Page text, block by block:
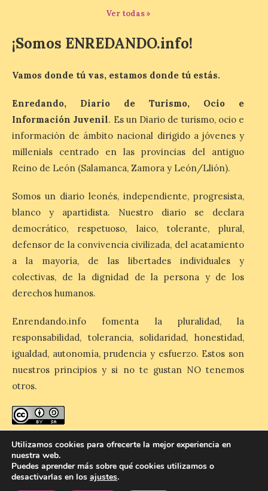
obras relacionadas con la
evocador tema de La […]
cancela la temporada de
fuentes de La Granja ante
la escasez de agua
6 Ago 2026
espectáculos nocturnos
de la Fuente Baños de
Diana previstos para los
días 8, 15 y 22 de agosto,
así como al encendido extraordinario del
día 25. La reserva de agua en el estanque
«El Mar», […]
del Sella arranca con el
homenaje a los campeones
y el izado de las banderas
autonómicas
6 Ago 2026
del Sella reunirá este año a
1.291 palistas distribuidos
en 874 embarcaciones,
con representación de 22 países,
consolidando una vez más a la prueba
asturiana como una de las grandes
Ver todas »
¡Somos ENREDANDO.info!
Vamos donde tú vas, estamos donde tú estás.
Enredando, Diario de Turismo, Ocio e
Información Juvenil. Es un Diario de turismo, ocio e
información de ámbito nacional dirigido a jóvenes y
millenials centrado en las provincias del antiguo
Reino de León (Salamanca, Zamora y León/Llión).
Somos un diario leonés, independiente, progresista,
blanco y apartidista. Nuestro diario se declara
democrático, respetuoso, laico, tolerante, plural,
defensor de la convivencia civilizada, del acatamiento
a la mayoría, de las libertades individuales y
colectivas, de la dignidad de la persona y de los
derechos humanos.
Enrendando.info fomenta la pluralidad, la
responsabilidad, tolerancia, solidaridad, honestidad,
igualdad, autonomía, prudencia y esfuerzo. Estos son
nuestros principios y si no te gustan NO tenemos
otros.
Reconocimiento-CompartirIgual 4.0 Internacional
Utilizamos cookies para ofrecerte la mejor experiencia en
nuestra web.
Puedes aprender más sobre qué cookies utilizamos o
desactivarlas en los ajustes.